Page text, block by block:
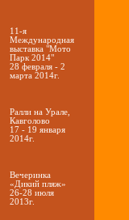
11-я
Международная
выставка "Мото
Парк 2014"
28 февраля - 2
марта 2014г.
Ралли на Урале,
Кавголово
17 - 19 января
2014г.
Вечеринка
«Дикий пляж»
26-28 июля
2013г.